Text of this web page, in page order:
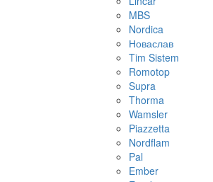
MBS
Nordica
Новаслав
Tim Sistem
Romotop
Supra
Thorma
Wamsler
Piazzetta
Nordflam
Pal
Ember